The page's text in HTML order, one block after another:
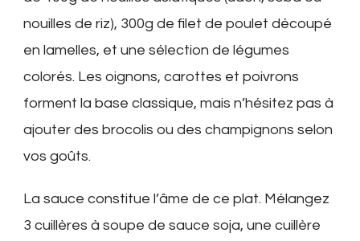
nouilles de riz), 300g de filet de poulet découpé
en lamelles, et une sélection de légumes
colorés. Les oignons, carottes et poivrons
forment la base classique, mais n’hésitez pas à
ajouter des brocolis ou des champignons selon
vos goûts.
La sauce constitue l’âme de ce plat. Mélangez
3 cuillères à soupe de sauce soja, une cuillère